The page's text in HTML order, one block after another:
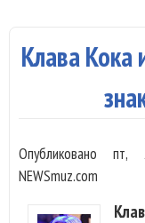
Клава Кока
Опубликованопт,
NEWSmuz.com